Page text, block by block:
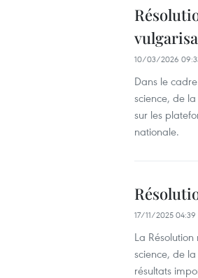
10/03/2026
Dans le
science, de
sur les
nationale.
17/11/2025 04:39
La
science, de
résultats